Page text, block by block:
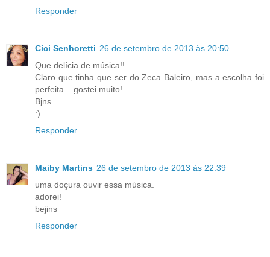
Responder
Cici Senhoretti 26 de setembro de 2013 às 20:50
Que delícia de música!!
Claro que tinha que ser do Zeca Baleiro, mas a escolha foi
perfeita... gostei muito!
Bjns
:)
Responder
Maiby Martins 26 de setembro de 2013 às 22:39
uma doçura ouvir essa música.
adorei!
bejins
Responder